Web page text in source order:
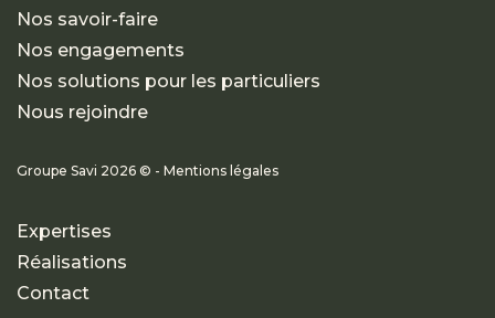
Nos savoir-faire
Nos engagements
Nos solutions pour les particuliers
Nous rejoindre
Groupe Savi 2026 © - Mentions légales
Expertises
Réalisations
Contact